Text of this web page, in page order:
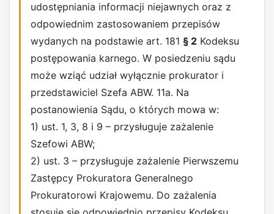
udostępniania informacji niejawnych oraz z
odpowiednim zastosowaniem przepisów
wydanych na podstawie art. 181 § 2 Kodeksu
postępowania karnego. W posiedzeniu sądu
może wziąć udział wyłącznie prokurator i
przedstawiciel Szefa ABW. 11a. Na
postanowienia Sądu, o których mowa w:
1) ust. 1, 3, 8 i 9 – przysługuje zażalenie
Szefowi ABW;
2) ust. 3 – przysługuje zażalenie Pierwszemu
Zastępcy Prokuratora Generalnego
Prokuratorowi Krajowemu. Do zażalenia